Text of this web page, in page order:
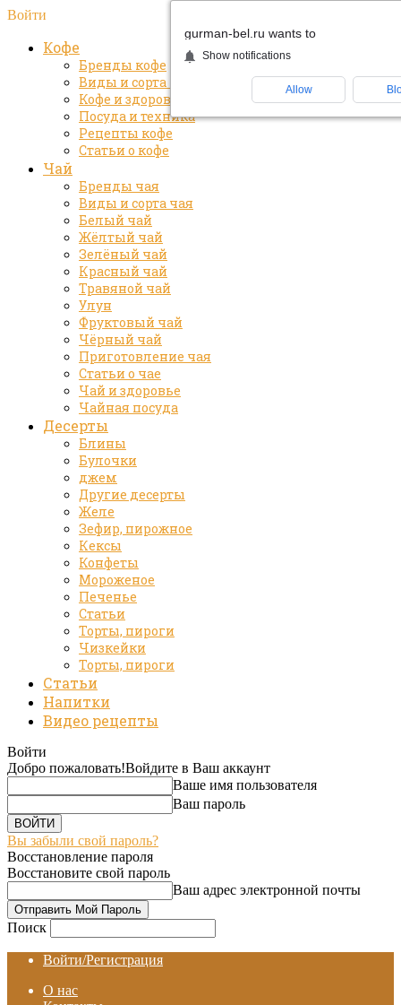
Войти
Кофе
Бренды кофе
Виды и сорта кофе
Кофе и здоровье
Посуда и техника
Рецепты кофе
Статьи о кофе
Чай
Бренды чая
Виды и сорта чая
Белый чай
Жёлтый чай
Зелёный чай
Красный чай
Травяной чай
Улун
Фруктовый чай
Чёрный чай
Приготовление чая
Статьи о чае
Чай и здоровье
Чайная посуда
Десерты
Блины
Булочки
джем
Другие десерты
Желе
Зефир, пирожное
Кексы
Конфеты
Мороженое
Печенье
Статьи
Торты, пироги
Чизкейки
Торты, пироги
Статьи
Напитки
Видео рецепты
Войти
Добро пожаловать!Войдите в Ваш аккаунт
Ваше имя пользователя
Ваш пароль
Вы забыли свой пароль?
Восстановление пароля
Восстановите свой пароль
Ваш адрес электронной почты
Поиск
Войти/Регистрация
О нас
gurman-bel.ru wants to
Show notifications
Allow